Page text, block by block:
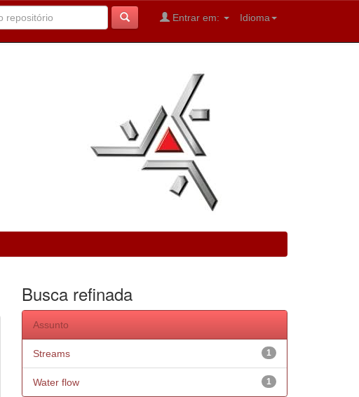
Idioma
Entrar em:
Busca refinada
Assunto
1
Streams
1
Water flow